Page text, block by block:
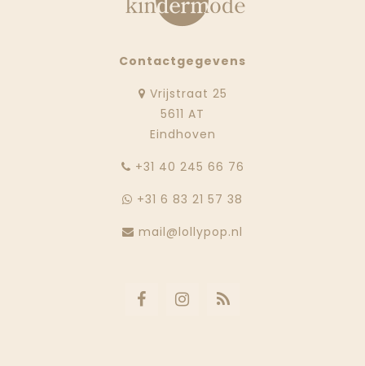
Contactgegevens
Vrijstraat 25
5611 AT
Eindhoven
‭+31 40 245 66 76
+31 6 83 21 57 38
mail@lollypop.nl